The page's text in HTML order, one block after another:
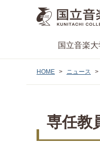
国立音楽大
HOME ニュース
専任教